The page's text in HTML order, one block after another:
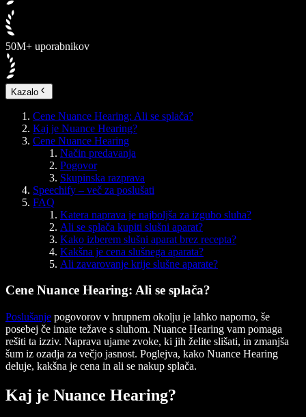
50M+ uporabnikov
Kazalo
Cene Nuance Hearing: Ali se splača?
Kaj je Nuance Hearing?
Cene Nuance Hearing
Način predavanja
Pogovor
Skupinska razprava
Speechify – več za poslušati
FAQ
Katera naprava je najboljša za izgubo sluha?
Ali se splača kupiti slušni aparat?
Kako izberem slušni aparat brez recepta?
Kakšna je cena slušnega aparata?
Ali zavarovanje krije slušne aparate?
Cene Nuance Hearing: Ali se splača?
Poslušanje pogovorov v hrupnem okolju je lahko naporno, še
posebej če imate težave s sluhom. Nuance Hearing vam pomaga
rešiti ta izziv. Naprava ujame zvoke, ki jih želite slišati, in zmanjša
šum iz ozadja za večjo jasnost. Poglejva, kako Nuance Hearing
deluje, kakšna je cena in ali se nakup splača.
Kaj je Nuance Hearing?